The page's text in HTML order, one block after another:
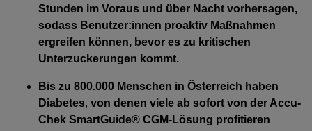
Stunden im Voraus und über Nacht vorhersagen,
sodass Benutzer:innen proaktiv Maßnahmen
ergreifen können, bevor es zu kritischen
Unterzuckerungen kommt.
Bis zu 800.000 Menschen in Österreich haben
Diabetes, von denen viele ab sofort von der Accu-
Chek SmartGuide® CGM-Lösung profitieren